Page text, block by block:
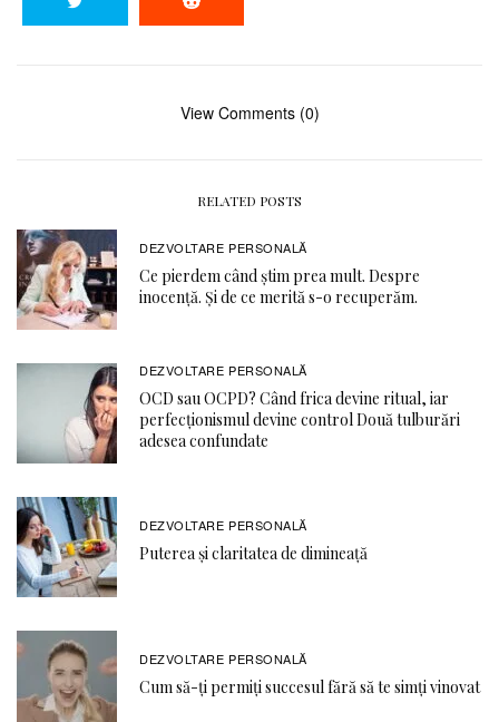
View Comments (0)
RELATED POSTS
DEZVOLTARE PERSONALĂ
Ce pierdem când știm prea mult. Despre
inocență. Și de ce merită s-o recuperăm.
DEZVOLTARE PERSONALĂ
OCD sau OCPD? Când frica devine ritual, iar
perfecționismul devine control Două tulburări
adesea confundate
DEZVOLTARE PERSONALĂ
Puterea și claritatea de dimineață
DEZVOLTARE PERSONALĂ
Cum să-ți permiți succesul fără să te simți vinovat